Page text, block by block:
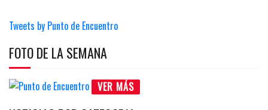
Tweets by Punto de Encuentro
FOTO DE LA SEMANA
VER MÁS